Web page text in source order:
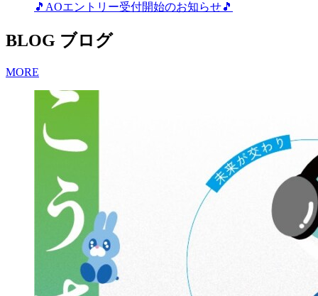
🎵AOエントリー受付開始のお知らせ🎵
BLOG ブログ
MORE